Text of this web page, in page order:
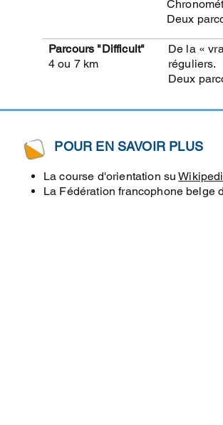
Deux
De la «
réguliers.
Deux
Parcours "Difficult"
4 ou 7 km
POUR EN SAVOIR PLUS
La course d'orientation su
La Fédération francophone belge